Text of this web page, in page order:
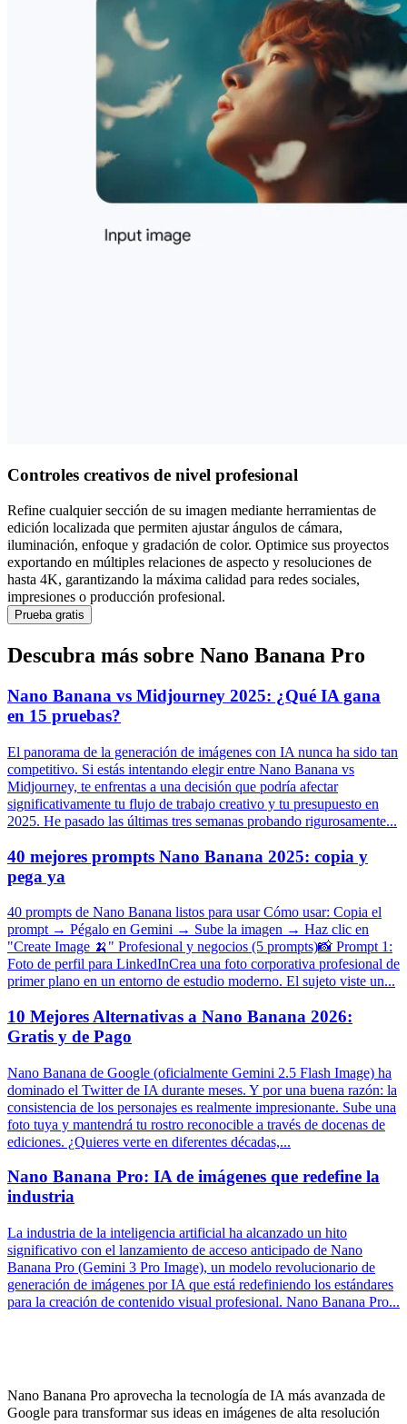
Controles creativos de nivel profesional
Refine cualquier sección de su imagen mediante herramientas de
edición localizada que permiten ajustar ángulos de cámara,
iluminación, enfoque y gradación de color. Optimice sus proyectos
exportando en múltiples relaciones de aspecto y resoluciones de
hasta 4K, garantizando la máxima calidad para redes sociales,
impresiones o producción profesional.
Prueba gratis
Descubra más sobre Nano Banana Pro
Nano Banana vs Midjourney 2025: ¿Qué IA gana
en 15 pruebas?
El panorama de la generación de imágenes con IA nunca ha sido tan
competitivo. Si estás intentando elegir entre Nano Banana vs
Midjourney, te enfrentas a una decisión que podría afectar
significativamente tu flujo de trabajo creativo y tu presupuesto en
2025. He pasado las últimas tres semanas probando rigurosamente...
40 mejores prompts Nano Banana 2025: copia y
pega ya
40 prompts de Nano Banana listos para usar Cómo usar: Copia el
prompt → Pégalo en Gemini → Sube la imagen → Haz clic en
"Create Image 🍌" Profesional y negocios (5 prompts)📸 Prompt 1:
Foto de perfil para LinkedInCrea una foto corporativa profesional de
primer plano en un entorno de estudio moderno. El sujeto viste un...
10 Mejores Alternativas a Nano Banana 2026:
Gratis y de Pago
Nano Banana de Google (oficialmente Gemini 2.5 Flash Image) ha
dominado el Twitter de IA durante meses. Y por una buena razón: la
consistencia de los personajes es realmente impresionante. Sube una
foto tuya y mantendrá tu rostro reconocible a través de docenas de
ediciones. ¿Quieres verte en diferentes décadas,...
Nano Banana Pro: IA de imágenes que redefine la
industria
La industria de la inteligencia artificial ha alcanzado un hito
significativo con el lanzamiento de acceso anticipado de Nano
Banana Pro (Gemini 3 Pro Image), un modelo revolucionario de
generación de imágenes por IA que está redefiniendo los estándares
para la creación de contenido visual profesional. Nano Banana Pro...
Nano Banana Pro aprovecha la tecnología de IA más avanzada de
Google para transformar sus ideas en imágenes de alta resolución